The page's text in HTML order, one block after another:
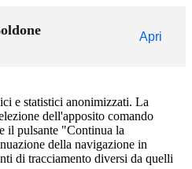
Apri
e statistici anonimizzati. La
dell'apposito comando
il pulsante "Continua la
della navigazione in
di tracciamento diversi da quelli